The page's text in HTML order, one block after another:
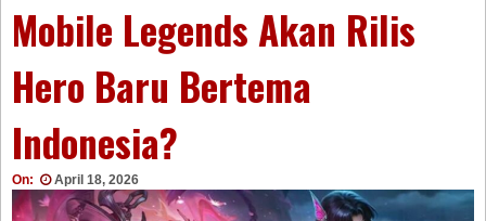
Mobile Legends Akan Rilis
Hero Baru Bertema
Indonesia?
On: April 18, 2026